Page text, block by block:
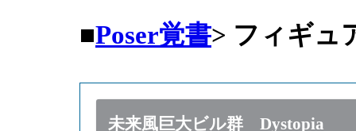
■Poser覚書> フィギュ
未来風巨大ビル群 Dystopia